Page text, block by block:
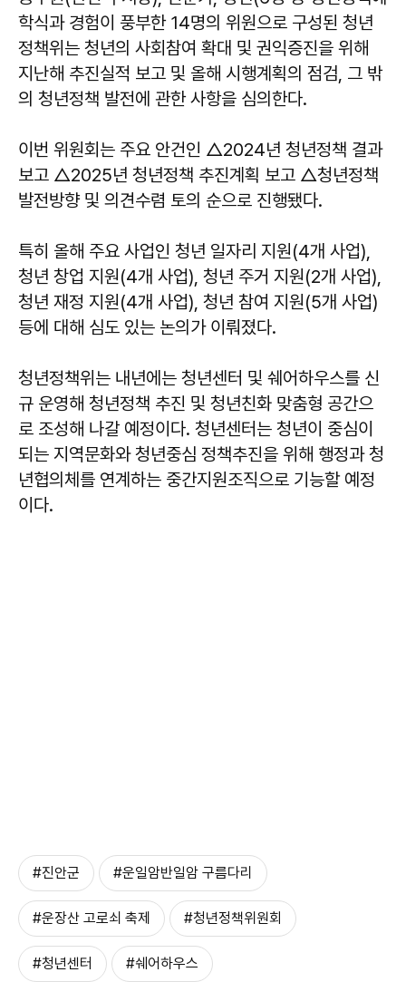
학식과 경험이 풍부한 14명의 위원으로 구성된 청년
정책위는 청년의 사회참여 확대 및 권익증진을 위해
지난해 추진실적 보고 및 올해 시행계획의 점검, 그 밖
의 청년정책 발전에 관한 사항을 심의한다.
이번 위원회는 주요 안건인 △2024년 청년정책 결과
보고 △2025년 청년정책 추진계획 보고 △청년정책
발전방향 및 의견수렴 토의 순으로 진행됐다.
특히 올해 주요 사업인 청년 일자리 지원(4개 사업),
청년 창업 지원(4개 사업), 청년 주거 지원(2개 사업),
청년 재정 지원(4개 사업), 청년 참여 지원(5개 사업)
등에 대해 심도 있는 논의가 이뤄졌다.
청년정책위는 내년에는 청년센터 및 쉐어하우스를 신
규 운영해 청년정책 추진 및 청년친화 맞춤형 공간으
로 조성해 나갈 예정이다. 청년센터는 청년이 중심이
되는 지역문화와 청년중심 정책추진을 위해 행정과 청
년협의체를 연계하는 중간지원조직으로 기능할 예정
이다.
#진안군 #운일암반일암 구름다리
#운장산 고로쇠 축제 #청년정책위원회
#청년센터 #쉐어하우스